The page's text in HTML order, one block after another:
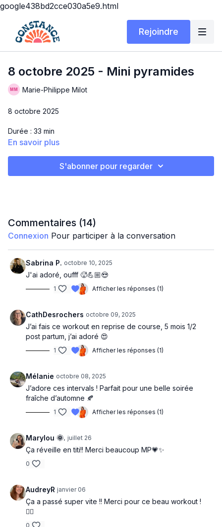
google438bd2cce030a5e9.html
Rejoindre
8 octobre 2025 - Mini pyramides
Marie-Philippe Milot
8 octobre 2025
Durée : 33 min
Salut la gang!! Aujourd'hui, on se retrouve pour un cours qui
MINI PYRAMIDES
3-5 minwarm-up
Intervalles 2x :
1 min rapide
1 min récup
1 min 30 rapide/ 1 min 30 récup
2 min rapide/ 2 min récup
1 min rapide
1 min récup
Repos 2 min
En savoir plus
S'abonner pour regarder
Commentaires (14)
Connexion Pour participer à la conversation
Sabrina P. octobre 10, 2025
J'ai adoré, oufff 🥵💪🏼😍
1 Afficher les réponses (1)
CathDesrochers octobre 09, 2025
J’ai fais ce workout en reprise de course, 5 mois 1/2
post partum, j’ai adoré 😍
1 Afficher les réponses (1)
Mélanie octobre 08, 2025
J’adore ces intervals ! Parfait pour une belle soirée
fraîche d’automne 🍂
1 Afficher les réponses (1)
Marylou 🌞. juillet 26
Ça réveille en titi!! Merci beaucoup MP💗✨
0
AudreyR janvier 06
Ça a passé super vite !! Merci pour ce beau workout !
🏃‍♀️
0